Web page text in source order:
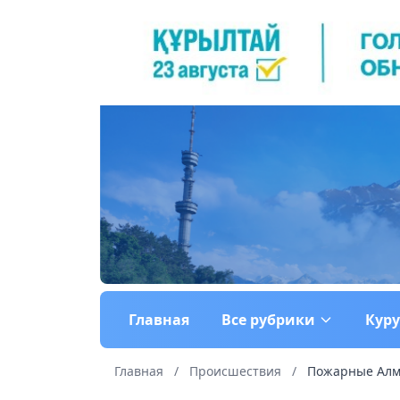
Главная Все рубрики
Главная / Происшествия / Пожарные